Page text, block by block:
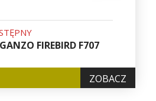
FIREBIRD F707
ZOBACZ